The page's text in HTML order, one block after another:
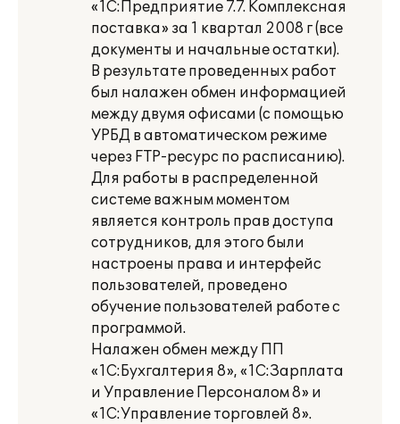
«1С:Предприятие 7.7. Комплексная
поставка» за 1 квартал 2008 г (все
документы и начальные остатки).
В результате проведенных работ
был налажен обмен информацией
между двумя офисами (с помощью
УРБД в автоматическом режиме
через FTP-ресурс по расписанию).
Для работы в распределенной
системе важным моментом
является контроль прав доступа
сотрудников, для этого были
настроены права и интерфейс
пользователей, проведено
обучение пользователей работе с
программой.
Налажен обмен между ПП
«1С:Бухгалтерия 8», «1С:Зарплата
и Управление Персоналом 8» и
«1С:Управление торговлей 8».